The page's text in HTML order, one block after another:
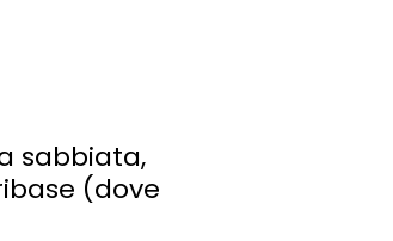
sabbiata,
(dove